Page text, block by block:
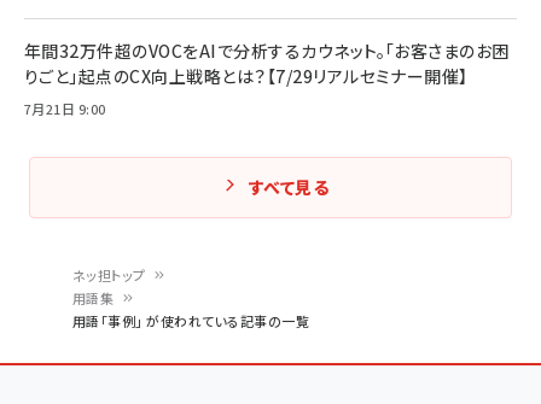
ン
ネッ担トップ
用語集
用語「事例」 が使われている記事の一覧
年間32万件超のVOCをAIで分析するカウネット。「お客さまのお困
りごと」起点のCX向上戦略とは？【7/29リアルセミナー開催】
7月21日 9:00
すべて見る